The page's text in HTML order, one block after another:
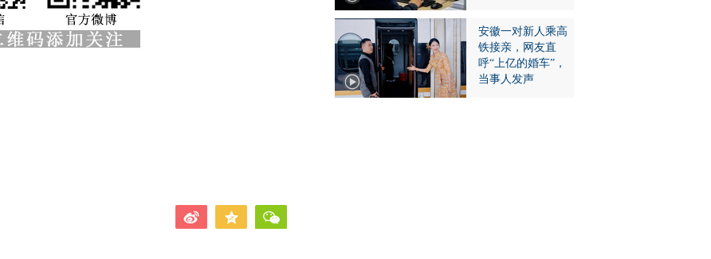
安徽一对新人乘高
铁接亲，网友直
呼“上亿的婚车”，
当事人发声